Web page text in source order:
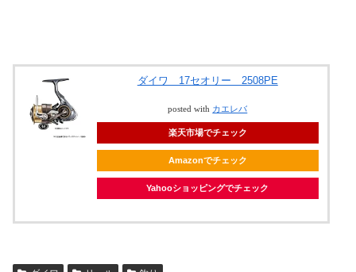
ダイワ 17セオリー 2508PE
posted with カエレバ
楽天市場でチェック
Amazonでチェック
Yahooショッピングでチェック